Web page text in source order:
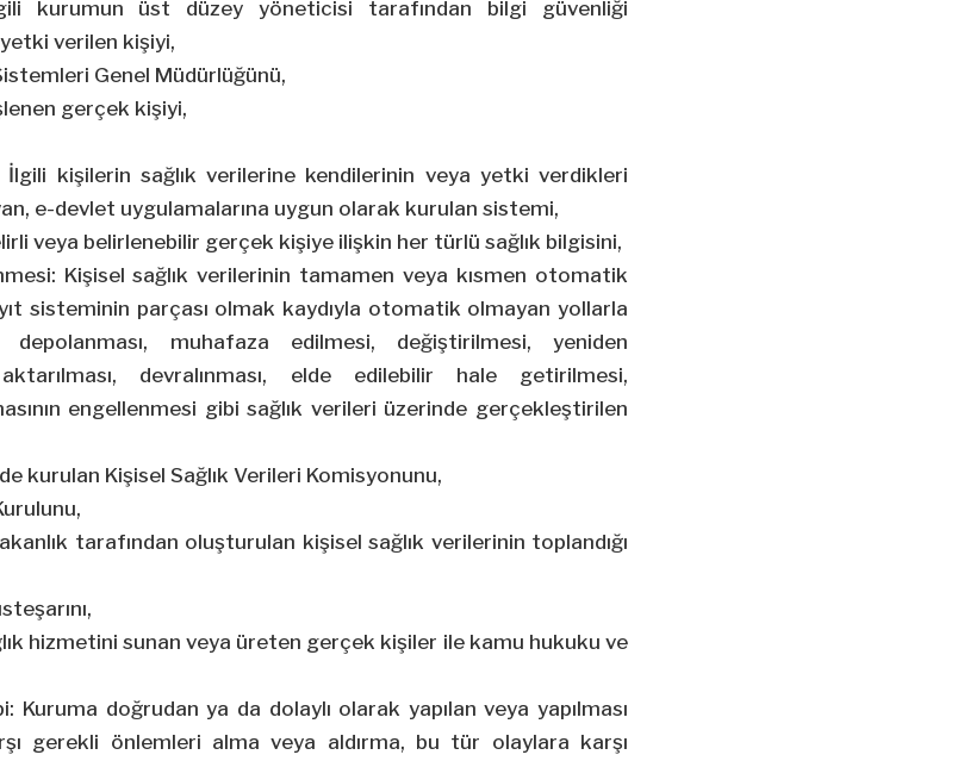
kurumun üst düzey yöneticisi tarafından bilgi güvenliği
verilen kişiyi,
Genel Müdürlüğünü,
gerçek kişiyi,
İlgili kişilerin sağlık verilerine kendilerinin veya yetki verdikleri
e-devlet uygulamalarına uygun olarak kurulan sistemi,
veya belirlenebilir gerçek kişiye ilişkin her türlü sağlık bilgisini,
Kişisel sağlık verilerinin tamamen veya kısmen otomatik
sisteminin parçası olmak kaydıyla otomatik olmayan yollarla
muhafaza edilmesi, değiştirilmesi, yeniden
aktarılması, devralınması, elde edilebilir hale getirilmesi,
engellenmesi gibi sağlık verileri üzerinde gerçekleştirilen
kurulan Kişisel Sağlık Verileri Komisyonunu,
tarafından oluşturulan kişisel sağlık verilerinin toplandığı
hizmetini sunan veya üreten gerçek kişiler ile kamu hukuku ve
Kuruma doğrudan ya da dolaylı olarak yapılan veya yapılması
gerekli önlemleri alma veya aldırma, bu tür olaylara karşı